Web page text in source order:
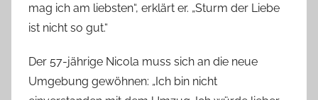
mag ich am liebsten“, erklärt er. „Sturm der Liebe
ist nicht so gut.“
Der 57-jährige Nicola muss sich an die neue
Umgebung gewöhnen: „Ich bin nicht